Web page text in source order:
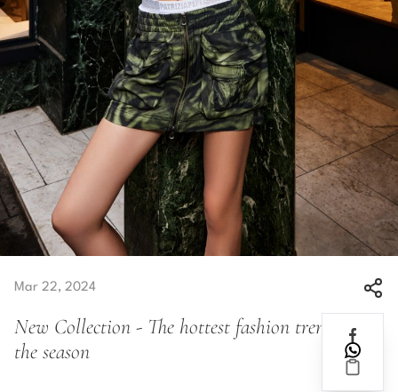
Mar 22, 2024
New Collection - The hottest fashion trends of
the season